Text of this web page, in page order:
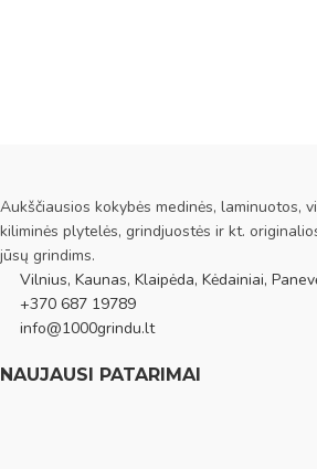
Aukščiausios kokybės medinės, laminuotos,
kiliminės plytelės, grindjuostės ir kt.
jūsų grindims.
Vilnius, Kaunas, Klaipėda, Kėdainiai,
+370 687 19789
info@1000grindu.lt
NAUJAUSI PATARIMAI